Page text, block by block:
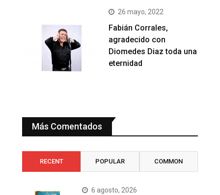
26 mayo, 2022
Fabián Corrales,
agradecido con
Diomedes Diaz toda una
eternidad
Más Comentados
RECENT POPULAR COMMON
6 agosto, 2026